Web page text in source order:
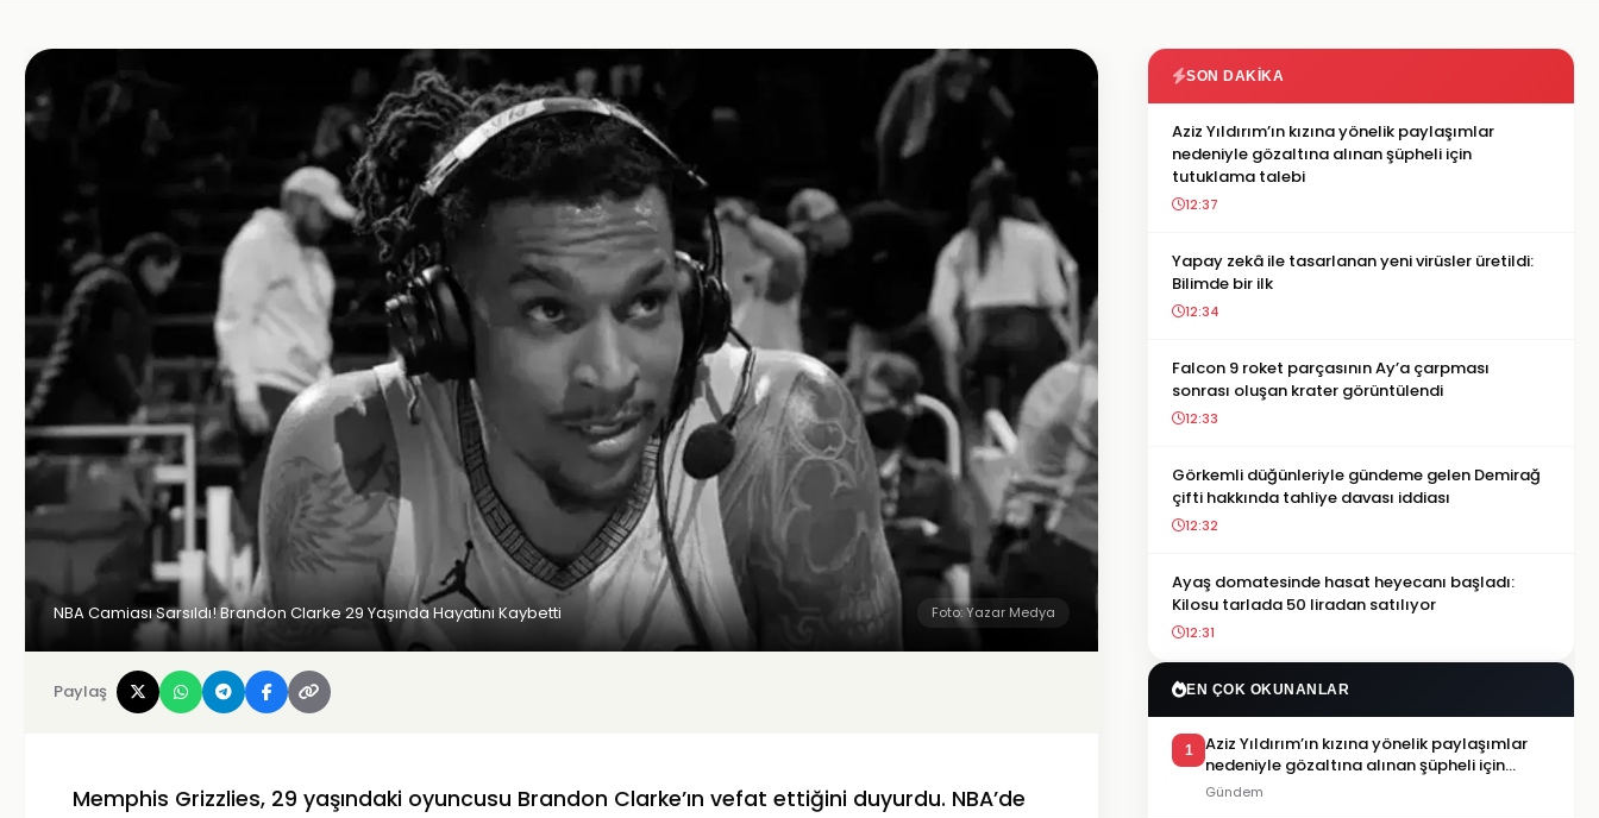
NBA Camiası Sarsıldı! Brandon Clarke 29 Yaşında Hayatını Kaybetti Foto: Yazar Medya
Paylaş
Memphis Grizzlies, 29 yaşındaki oyuncusu Brandon Clarke’ın vefat ettiğini duyurdu. NBA’de
SON DAKIKA
Aziz Yıldırım’ın kızına yönelik paylaşımlar
nedeniyle gözaltına alınan şüpheli için
tutuklama talebi
12:37
Yapay zekâ ile tasarlanan yeni virüsler üretildi:
Bilimde bir ilk
12:34
Falcon 9 roket parçasının Ay’a çarpması
sonrası oluşan krater görüntülendi
12:33
Görkemli düğünleriyle gündeme gelen Demirağ
çifti hakkında tahliye davası iddiası
12:32
Ayaş domatesinde hasat heyecanı başladı:
Kilosu tarlada 50 liradan satılıyor
12:31
EN ÇOK OKUNANLAR
1
Aziz Yıldırım’ın kızına yönelik paylaşımlar
nedeniyle gözaltına alınan şüpheli için
tutuklama talebi
Gündem